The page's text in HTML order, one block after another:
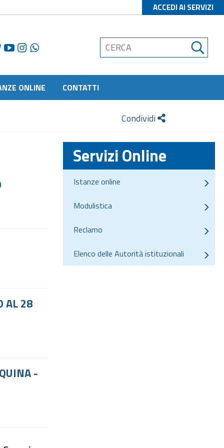
ACCEDI AI SERVIZI
ONLINE CONTATTI
Condividi
AL 28
-
Servizi Online
Istanze online
Modulistica
Reclamo
Elenco delle Autorità istituzionali